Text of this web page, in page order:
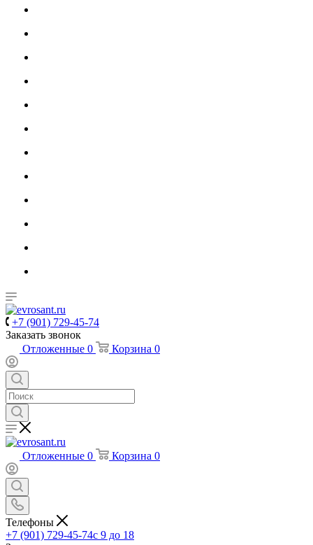
+7 (901) 729-45-74
Заказать звонок
Отложенные 0 Корзина 0
Отложенные 0 Корзина 0
Телефоны
+7 (901) 729-45-74c 9 до 18